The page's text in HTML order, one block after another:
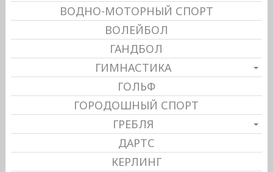
ВОДНО-МОТОРНЫЙ СПОРТ
ВОЛЕЙБОЛ
ГАНДБОЛ
ГИМНАСТИКА
ГОЛЬФ
ГОРОДОШНЫЙ СПОРТ
ГРЕБЛЯ
ДАРТС
КЕРЛИНГ